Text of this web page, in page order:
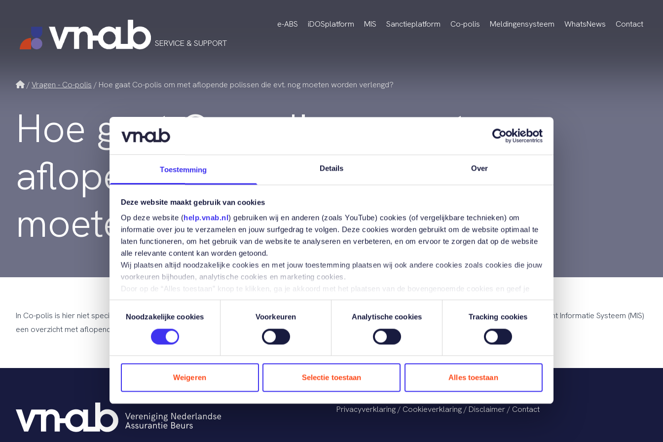
Toestemming Details Over
Deze website maakt gebruik van cookies
Op deze website (help.vnab.nl) gebruiken wij en anderen (zoals YouTube) cookies (of vergelijkbare technieken) om
informatie over jou te verzamelen en jouw surfgedrag te volgen. Deze cookies worden gebruikt om de website optimaal te
laten functioneren, om het gebruik van de website te analyseren en verbeteren, en om ervoor te zorgen dat op de website
alle relevante content kan worden getoond.
Wij plaatsen altijd noodzakelijke cookies en met jouw toestemming plaatsen wij ook andere cookies zoals cookies die jouw
voorkeuren bijhouden, analytische cookies en marketing cookies.
Door op de “Alles toestaan” knop te klikken, ga je akkoord met het plaatsen van de bovengenoemde cookies en geef je
toestemming voor de daarmee verband houdende verwerking van jouw persoonsgegevens, zoals het verzamelen van
sessiegegevens of het delen van gegevens met derden.
over welke cookies wij gebruiken, kan je vinden in onze Cookieverklaring.
Noodzakelijke cookies
Voorkeuren Analytische cookies Tracking cookies
Weigeren Selectie toestaan Alles toestaan
SERVICE & SUPPORT
e-ABS iDOSplatform MIS Sanctieplatform Co-polis Meldingensysteem WhatsNews Contact
Home
Vragen - Co-polis Hoe gaat Co-polis om met aflopende polissen die evt. nog moeten worden verlengd?
Hoe gaat Co-polis om met
aflopende polissen die evt. nog
moeten worden verlengd?
In Co-polis is hier niet speciaal in voorzien. Alle polissen in e-ABS zijn zichtbaar in Co-polis. Op dit moment is de meest handige werkwijze om via Management Informatie Systeem (MIS)
een overzicht met aflopende polissen te maken.
Privacyverklaring/ Cookieverklaring/ Disclaimer/ Contact